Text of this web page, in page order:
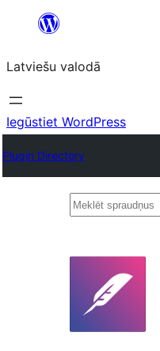
Pāriet
saturu
Latviešu valodā
Iegūstiet WordPress
Plugin Directory
Meklēt